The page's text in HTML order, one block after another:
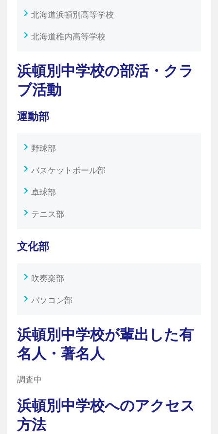
北海道浜頓別高等学校
北海道稚内高等学校
浜頓別中学校の部活・クラ
ブ活動
運動部
野球部
バスケットボール部
卓球部
テニス部
文化部
吹奏楽部
パソコン部
浜頓別中学校が輩出した有
名人・著名人
調査中
浜頓別中学校へのアクセス
方法